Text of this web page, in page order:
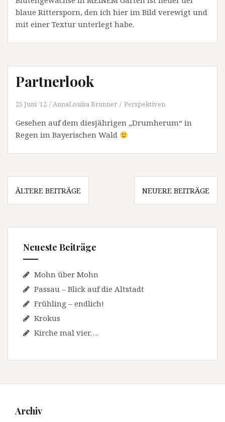
blaue Rittersporn, den ich hier im Bild verewigt und
mit einer Textur unterlegt habe.
Partnerlook
25 Juni ’12 AnnaLouisa Brunner Perspektiven
Gesehen auf dem diesjährigen „Drumherum“ in
Regen im Bayerischen Wald
Beitragsnavigation
ÄLTERE BEITRÄGE NEUERE BEITRÄGE
Neueste Beiträge
Mohn über Mohn
Passau – Blick auf die Altstadt
Frühling – endlich!
Krokus
Kirche mal vier….
Archiv